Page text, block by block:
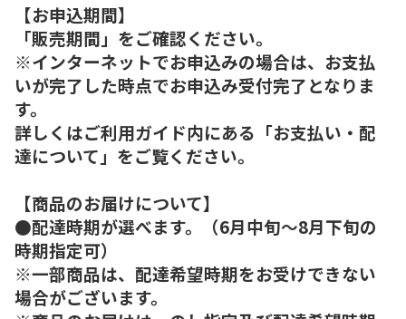
【お申込期間】
「販売期間」をご確認ください。
※インターネットでお申込みの場合は、お支払
いが完了した時点でお申込み受付完了となりま
す。
詳しくはご利用ガイド内にある「お支払い・配
達について」をご覧ください。
【商品のお届けについて】
●配達時期が選べます。（6月中旬～8月下旬の
時期指定可）
※一部商品は、配達希望時期をお受けできない
場合がございます。